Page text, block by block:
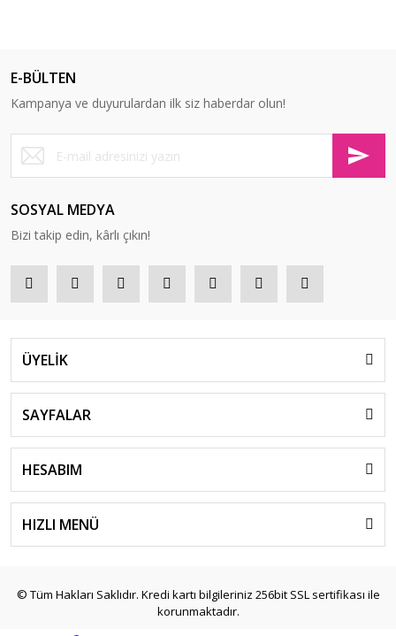
E-BÜLTEN
Kampanya ve duyurulardan ilk siz haberdar olun!
SOSYAL MEDYA
Bizi takip edin, kârlı çıkın!
ÜYELİK
SAYFALAR
HESABIM
HIZLI MENÜ
© Tüm Hakları Saklıdır. Kredi kartı bilgileriniz 256bit SSL sertifikası ile
korunmaktadır.